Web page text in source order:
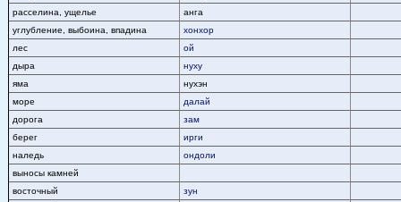
расселина, ущелье
анга
углубление, выбоина, впадина
хонхор
лес
ой
дыра
нуху
яма
нухэн
море
далай
дорога
зам
берег
ирги
наледь
ондоли
выносы камней
восточный
зун